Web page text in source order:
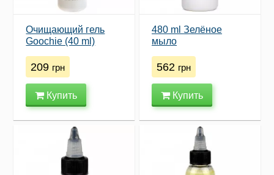
Очищающий гель
Goochie (40 ml)
209 грн
Купить
480 ml Зелёное
мыло
562 грн
Купить